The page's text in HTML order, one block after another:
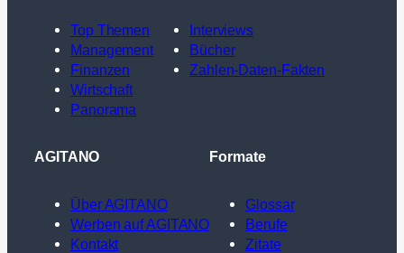
Top Themen
Management
Finanzen
Wirtschaft
Panorama
Interviews
Bücher
Zahlen-Daten-Fakten
AGITANO
Über AGITANO
Werben auf AGITANO
Kontakt
Formate
Glossar
Berufe
Zitate